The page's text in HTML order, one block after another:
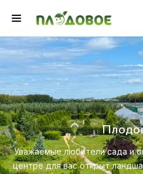
вы
Создайте красивую
профессионального